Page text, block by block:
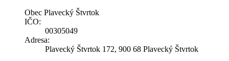
Obec Plavecký Štvrtok
IČO:
00305049
Adresa:
Plavecký Štvrtok 172, 900 68 Plavecký Štvrtok